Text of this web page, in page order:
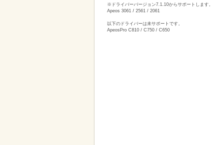
※ドライバーバージョン7.1.10からサポートします。
Apeos 3061 / 2561 / 2061
以下のドライバーは未サポートです。
ApeosPro C810 / C750 / C650